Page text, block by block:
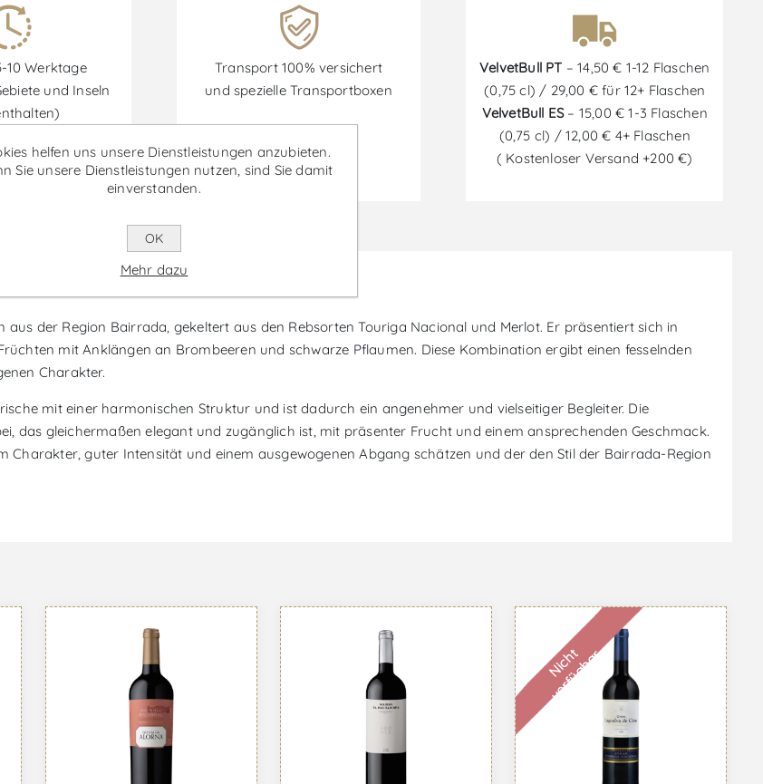
10 Werktage
und Inseln
Transport 100% versichert
und spezielle Transportboxen
VelvetBull PT – 14,50 € 1-12 Flaschen
(0,75 cl) / 29,00 € für 12+ Flaschen
VelvetBull ES– 15,00 € 1-3 Flaschen
(0,75 cl) / 12,00 € 4+ Flaschen
( Kostenloser Versand +200 €)
d'Or - Rotwein
der Region Bairrada, gekeltert aus den Rebsorten Touriga Nacional und Merlot. Er präsentiert sich in
mit Anklängen an Brombeeren und schwarze Pflaumen. Diese Kombination ergibt einen fesselnden
Charakter.
mit einer harmonischen Struktur und ist dadurch ein angenehmer und vielseitiger Begleiter. Die
das gleichermaßen elegant und zugänglich ist, mit präsenter Frucht und einem ansprechenden Geschmack.
Charakter, guter Intensität und einem ausgewogenen Abgang schätzen und der den Stil der Bairrada-Region
N
i
c
h
t
v
e
r
f
ü
g
b
a
r
helfen uns unsere Dienstleistungen anzubieten.
Sie unsere Dienstleistungen nutzen, sind Sie damit
einverstanden.
OK
Mehr dazu